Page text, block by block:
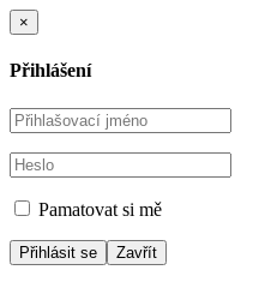
×
Přihlášení
Pamatovat si mě
Zavřít